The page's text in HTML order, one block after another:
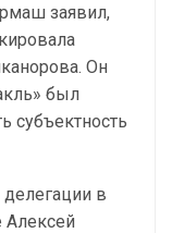
заявил,
Он
был
субъектность
в
Алексей